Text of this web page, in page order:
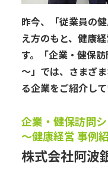
昨今、「従業員の
え方のもと、健康
す。「企業・健保
～」では、さまざ
る企業をご紹介して
企業・健保訪問
～健康経営 事例
株式会社阿波